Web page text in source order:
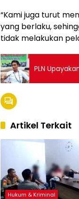
“Kami juga turut
yang berlaku,
tidak melakukan
PLN
Artikel Terkait
Hukum & Kriminal